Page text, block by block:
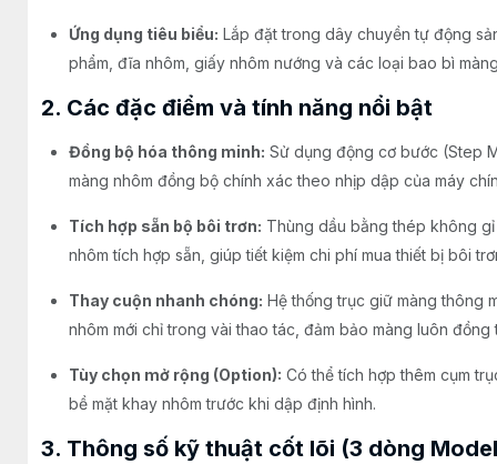
Ứng dụng tiêu biểu: Lắp đặt trong dây chuyền tự động
phẩm, đĩa nhôm, giấy nhôm nướng và các loại bao bì
2. Các đặc điểm và tính năng nổi bật
Đồng bộ hóa thông minh: Sử dụng động cơ bước (Step
màng nhôm đồng bộ chính xác theo nhịp dập của máy
Tích hợp sẵn bộ bôi trơn: Thùng dầu bằng thép không
nhôm tích hợp sẵn, giúp tiết kiệm chi phí mua thiết bị bôi
Thay cuộn nhanh chóng: Hệ thống trục giữ màng thông
nhôm mới chỉ trong vài thao tác, đảm bảo màng luôn
Tùy chọn mở rộng (Option): Có thể tích hợp thêm cụm
bề mặt khay nhôm trước khi dập định hình.
3. Thông số kỹ thuật cốt lõi (3 dòng